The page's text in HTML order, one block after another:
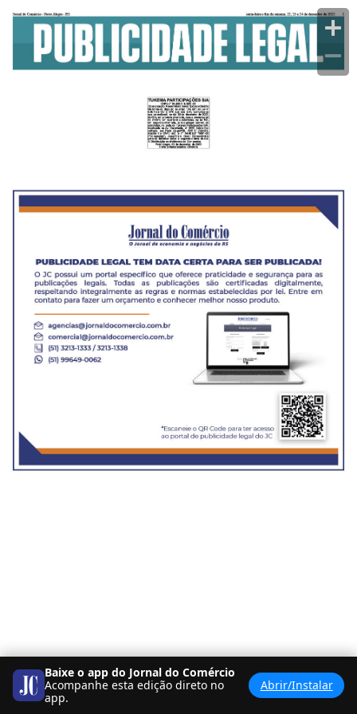
Baixe o app do Jornal do Comércio
Acompanhe esta edição direto no
app.
Abrir/Instalar